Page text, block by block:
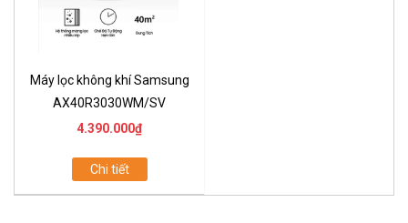
Máy lọc không khí Samsung
AX40R3030WM/SV
4.390.000₫
Chi tiết